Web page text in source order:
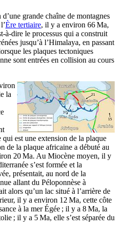
grande chaîne de montagnes
Ère tertiaire, il y a environ 66 Ma,
à-dire le processus qui a construit
jusqu’à l’Himalaya, en passant
les plaques tectoniques
sont entrées en collision au cours
la
est une extension de la plaque
de la plaque africaine a débuté au
20 Ma. Au Miocène moyen, il y
s’est formée et la
présentait, au nord de la
allant du Péloponnèse à
alors qu’un lac situé à l’arrière de
il y a environ 12 Ma, cette côte
à la mer Égée ; il y a 8 Ma, la
; il y a 5 Ma, elle s’est séparée du